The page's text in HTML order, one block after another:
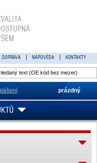
DOPRAVA NÁPOVĚDA KONTAKTY
prázdný